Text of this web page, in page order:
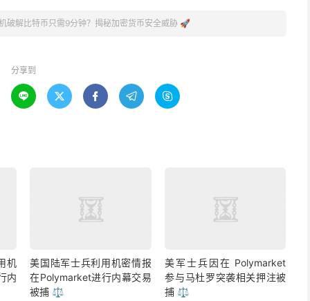
破解比特币只需9分钟？揭秘加密货币安全威胁 🚀
分享到
    
机
内
美国陆军士兵利用机密情报
在Polymarket进行内幕交易
被捕 ⚖️
美军士兵因在 Polymarket
参与马杜罗突袭相关押注被
捕 ⚖️